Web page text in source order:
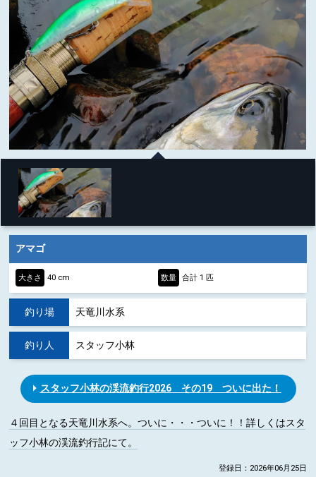
アマゴ
大きさ 40 cm 数量 合計 1 匹
釣り場 天竜川水系
釣り人 スタッフ小林
スタッフ小林の渓流釣行2026 その19 ついに出た！
４回目となる天竜川水系へ。ついに・・・ついに！！詳しくはスタ
ッフ小林の渓流釣行記にて。
登録日：2026年06月25日